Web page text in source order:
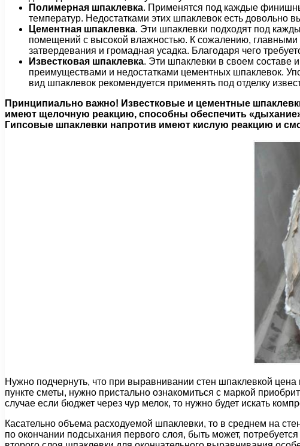
Полимерная шпаклевка. Применятся под каждые
температур. Недостатками этих шпаклевок есть довольно
Цементная шпаклевка. Эти шпаклевки подходят под
помещений с высокой влажностью. К сожалению, главными
затвердевания и громадная усадка. Благодаря чего
Известковая шпаклевка. Эти шпаклевки в своем составе
преимуществами и недостатками цементных шпаклевок.
вид шпаклевок рекомендуется применять под отделку
Принципиально важно! Известковые и цементные
имеют щелочную реакцию, способны обеспечить
Гипсовые шпаклевки напротив имеют кислую реакцию и
Нужно подчернуть, что при выравнивании стен шпаклевкой
пункте сметы, нужно пристально ознакомиться с маркой
случае если бюджет через чур мелок, то нужно будет искать
Касательно объема расходуемой шпаклевки, то в среднем на
по окончании подсыхания первого слоя, быть может,